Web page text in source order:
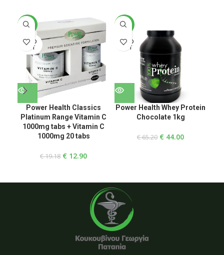
-33%
SOLD
OUT
Power Health Classics
Platinum Range Vitamin C
1000mg tabs + Vitamin C
1000mg 20 tabs
€19.18 € 12.90
-33%
SOLD
OUT
Power Health Whey Protein
Chocolate 1kg
€65.20 € 44.00